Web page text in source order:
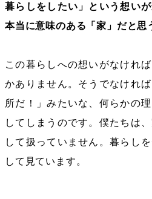
暮らしをしたい」という想い
本当に意味のある「家」だと思
この暮らしへの想いがなけれ
かありません。そうでなけれ
所だ！」みたいな、何らかの
してしまうのです。僕たちは
して扱っていません。暮らし
して見ています。